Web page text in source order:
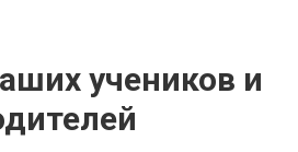
учеников и